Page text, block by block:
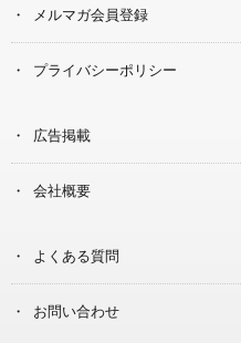
メルマガ会員登録
プライバシーポリシー
広告掲載
会社概要
よくある質問
お問い合わせ